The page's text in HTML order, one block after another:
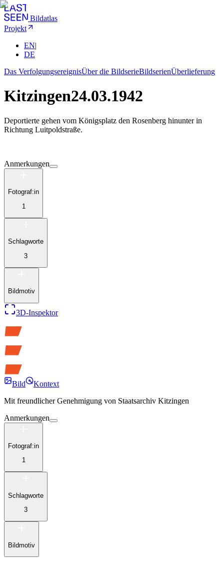
Bildatlas
Projekt
EN|
DE
Das VerfolgungsereignisÜber die BildserieBildserienÜberlieferung
Kitzingen24.03.1942
Deportierte gehen vom Königsplatz den Rosenberg hinunter in
Richtung Luitpoldstraße.
Anmerkungen
Fotograf:in
1
Schlagworte
3
Bildmotiv
3D-Inspektor
Bild
Kontext
Mit freundlicher Genehmigung von Staatsarchiv Kitzingen
Anmerkungen
Fotograf:in
1
Schlagworte
3
Bildmotiv